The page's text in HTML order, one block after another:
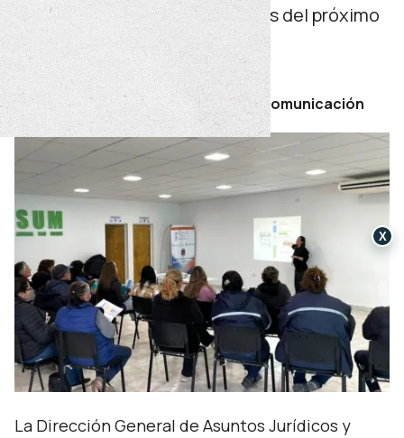
implementará en las elecciones del próximo
26 de octubre.
sábado 23 de agosto de 2025
Por Secretaría de Prensa y Comunicación
La Dirección General de Asuntos Jurídicos y
X